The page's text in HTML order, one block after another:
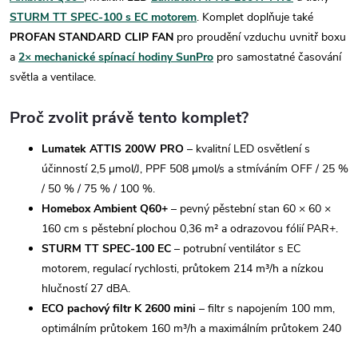
STURM TT SPEC-100 s EC motorem. Komplet doplňuje také
PROFAN STANDARD CLIP FAN pro proudění vzduchu uvnitř boxu
a 2× mechanické spínací hodiny SunPro pro samostatné časování
světla a ventilace.
Proč zvolit právě tento komplet?
Lumatek ATTIS 200W PRO – kvalitní LED osvětlení s
účinností 2,5 µmol/J, PPF 508 µmol/s a stmíváním OFF / 25 %
/ 50 % / 75 % / 100 %.
Homebox Ambient Q60+ – pevný pěstební stan 60 × 60 ×
160 cm s pěstební plochou 0,36 m² a odrazovou fólií PAR+.
STURM TT SPEC-100 EC – potrubní ventilátor s EC
motorem, regulací rychlosti, průtokem 214 m³/h a nízkou
hlučností 27 dBA.
ECO pachový filtr K 2600 mini – filtr s napojením 100 mm,
optimálním průtokem 160 m³/h a maximálním průtokem 240